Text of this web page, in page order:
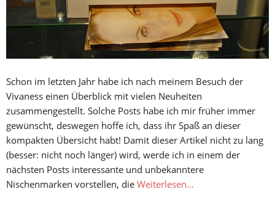
Schon im letzten Jahr habe ich nach meinem Besuch der
Vivaness einen Überblick mit vielen Neuheiten
zusammengestellt. Solche Posts habe ich mir früher immer
gewünscht, deswegen hoffe ich, dass ihr Spaß an dieser
kompakten Übersicht habt! Damit dieser Artikel nicht zu lang
(besser: nicht noch länger) wird, werde ich in einem der
nächsten Posts interessante und unbekanntere
Nischenmarken vorstellen, die Weiterlesen…